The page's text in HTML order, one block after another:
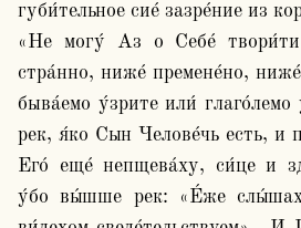
губи́тельное сие́ зазре́ние из
«Не могу́ Аз о Себе́
стра́нно, ниже́ премене́но,
быва́емо у́зрите или́
рек, я́ко Сын Челове́чь есть, и
Его́ еще́ непщева́ху, си́це и
у́бо вы́шше рек: «Е́же